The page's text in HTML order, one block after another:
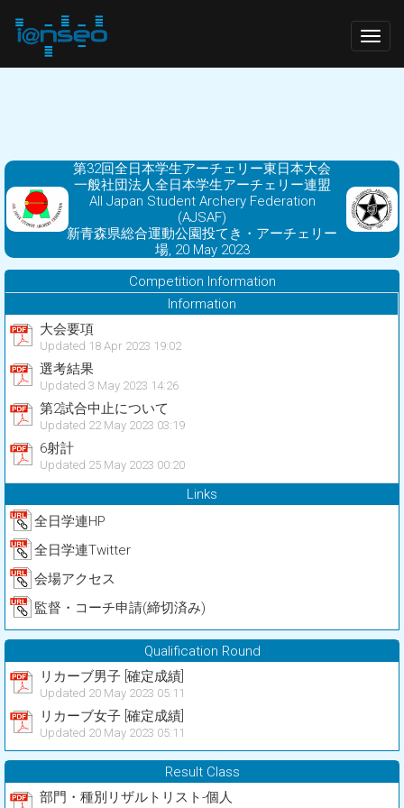
第32回全日本学生アーチェリー東日本大会
一般社団法人全日本学生アーチェリー連盟
All Japan Student Archery Federation
(AJSAF)
新青森県総合運動公園投てき・アーチェリー
場, 20 May 2023
Competition Information
Information
大会要項
Updated 18 Apr 2023 19:02
選考結果
Updated 3 May 2023 14:26
第2試合中止について
Updated 22 May 2023 03:19
6射計
Updated 25 May 2023 00:20
Links
全日学連HP
全日学連Twitter
会場アクセス
監督・コーチ申請(締切済み)
Qualification Round
リカーブ男子 [確定成績]
Updated 20 May 2023 05:11
リカーブ女子 [確定成績]
Updated 20 May 2023 05:11
Result Class
部門・種別リザルトリスト-個人